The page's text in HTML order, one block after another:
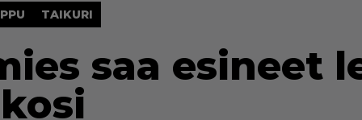
TAIKURI
saa esineet